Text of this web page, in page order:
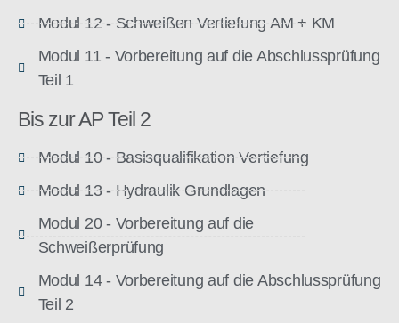
Modul 12 - Schweißen Vertiefung AM + KM
Modul 11 - Vorbereitung auf die Abschlussprüfung
Teil 1
Bis zur AP Teil 2
Modul 10 - Basisqualifikation Vertiefung
Modul 13 - Hydraulik Grundlagen
Modul 20 - Vorbereitung auf die
Schweißerprüfung
Modul 14 - Vorbereitung auf die Abschlussprüfung
Teil 2